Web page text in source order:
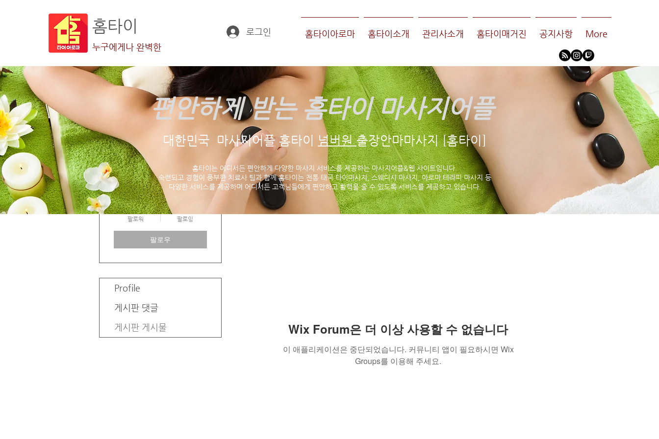
홈타이
누구에게나 완벽한
로그인 홈타이아로마 홈타이소개 관리사소개 홈타이매거진 공지사항 More
편안하게 받는 홈타이 마사지어플
대한민국 마사지어플 홈타이 넘버원출장안마마사지 [홈타이]
홈타이는 어디서든 편안하게 다양한 마사지 서비스를 제공하는 마사지어플&웹 사이트입니다.
숙련되고 경험이 풍부한 치료사 팀과 함께 홈타이는 전통 태국 타이마사지, 스웨디시 마사지, 아로마 테라피 마사지 등
다양한 서비스를 제공하며 어디서든 고객님들에게 편안하고 활력을 줄 수 있도록 서비스를 제공하고 있습니다.
Wix Forum은 더 이상 사용할 수 없습니다
이 애플리케이션은 중단되었습니다. 커뮤니티 앱이 필요하시면 Wix
Groups를 이용해 주세요.
재윤 최
0
팔로워 팔로잉
팔로우
Profile
게시판 댓글
게시판 게시물